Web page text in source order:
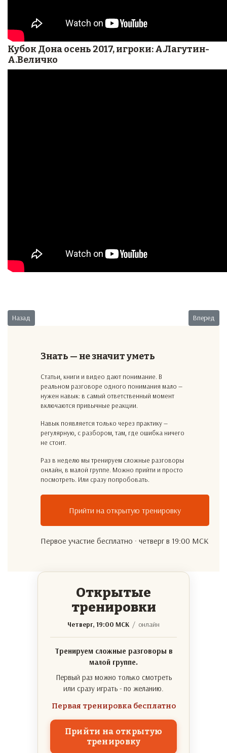
Кубок Дона осень 2017, игроки: А.Лагутин-
А.Величко
Предыдущий: Ремонтное дело
Назад Вперед
Знать — не значит уметь
Статьи, книги и видео дают понимание. В
реальном разговоре одного понимания мало —
нужен навык: в самый ответственный момент
включаются привычные реакции.
Навык появляется только через практику —
регулярную, с разбором, там, где ошибка ничего
не стоит.
Раз в неделю мы тренируем сложные разговоры
онлайн, в малой группе. Можно прийти и просто
посмотреть. Или сразу попробовать.
Прийти на открытую тренировку
Первое участие бесплатно · четверг в 19:00 МСК
Открытые
тренировки
Четверг, 19:00 МСК / онлайн
Тренируем сложные разговоры в
малой группе.
Первый раз можно только смотреть
или сразу играть - по желанию.
Первая тренировка бесплатно
Прийти на открытую
тренировку